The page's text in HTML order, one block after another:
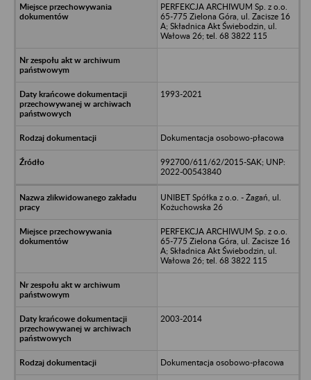
PERFEKCJA ARCHIWUM Sp. z o.o.
65-775 Zielona Góra, ul. Zacisze 16
A; Składnica Akt Świebodzin, ul.
Wałowa 26; tel. 68 3822 115
1993-2021
Dokumentacja osobowo-płacowa
992700/611/62/2015-SAK; UNP:
2022-00543840
UNIBET Spółka z o.o. - Żagań, ul.
Kożuchowska 26
PERFEKCJA ARCHIWUM Sp. z o.o.
65-775 Zielona Góra, ul. Zacisze 16
A; Składnica Akt Świebodzin, ul.
Wałowa 26; tel. 68 3822 115
2003-2014
Dokumentacja osobowo-płacowa